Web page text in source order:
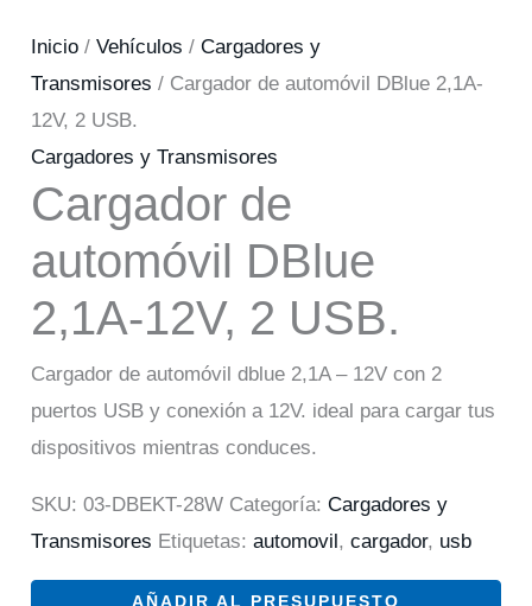
Inicio /Vehículos /Cargadores y
Transmisores / Cargador de automóvil DBlue 2,1A-
12V, 2 USB.
Cargadores y Transmisores
Cargador de
automóvil DBlue
2,1A-12V, 2 USB.
Cargador de automóvil dblue 2,1A – 12V con 2
puertos USB y conexión a 12V. ideal para cargar tus
dispositivos mientras conduces.
SKU:03-DBEKT-28W Categoría:Cargadores y
Transmisores Etiquetas:automovil ,cargador, usb
AÑADIR AL PRESUPUESTO